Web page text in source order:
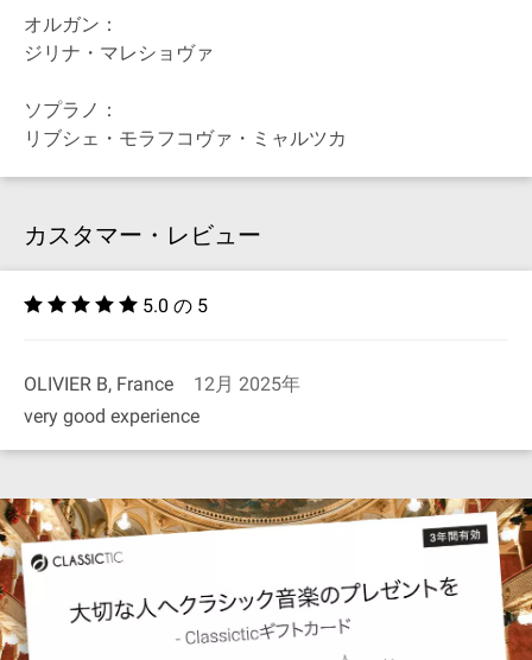
オルガン：
ジリナ・マレショヴァ
ソプラノ：
リブシェ・モラフコヴァ・ミャルツカ
カスタマー・レビュー
5.0 の 5
OLIVIER B, France
12月 2025年
very good experience